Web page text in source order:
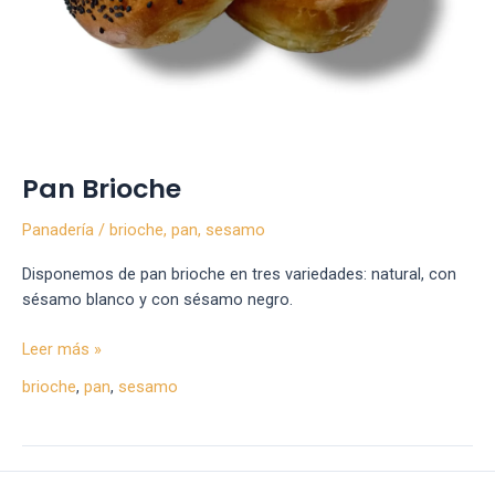
Pan Brioche
Panadería / brioche, pan, sesamo
Disponemos de pan brioche en tres variedades: natural, con
sésamo blanco y con sésamo negro.
Leer más »
brioche, pan, sesamo